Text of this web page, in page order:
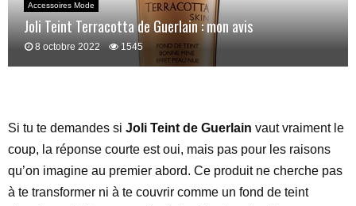
Accessoires Mode
Joli Teint Terracotta de Guerlain : mon avis
8 octobre 2022 1545
Si tu te demandes si Joli Teint de Guerlain vaut vraiment le
coup, la réponse courte est oui, mais pas pour les raisons
qu’on imagine au premier abord. Ce produit ne cherche pas
à te transformer ni à te couvrir comme un fond de teint